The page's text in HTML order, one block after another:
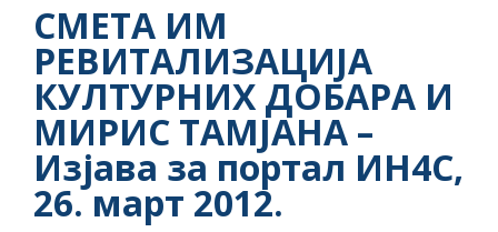
СМЕТА ИМ
РЕВИТАЛИЗАЦИЈА
КУЛТУРНИХ ДОБАРА И
МИРИС ТАМЈАНА –
Изјава за портал ИН4С,
26. март 2012.